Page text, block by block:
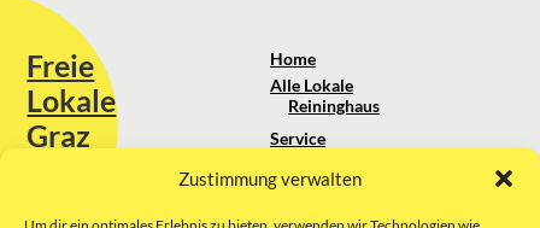
Zustimmung verwalten
Freie
Lokale
Graz
Sie erreichen uns unter:
kontakt@freielokale-graz.at
Home
Alle Lokale
Reininghaus
Service
Über uns